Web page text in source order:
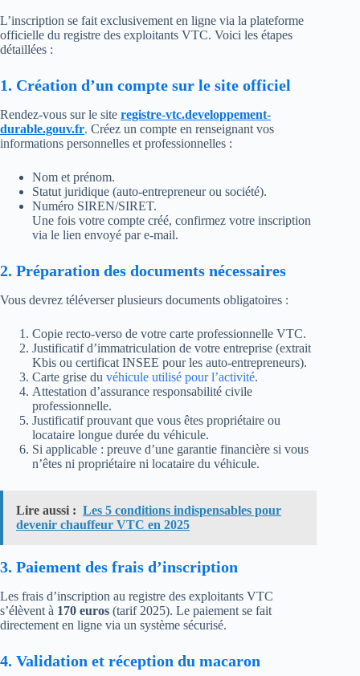
L’inscription se fait exclusivement en ligne via la plateforme
officielle du registre des exploitants VTC. Voici les étapes
détaillées :
1. Création d’un compte sur le site officiel
Rendez-vous sur le site registre-vtc.developpement-
durable.gouv.fr. Créez un compte en renseignant vos
informations personnelles et professionnelles :
Nom et prénom.
Statut juridique (auto-entrepreneur ou société).
Numéro SIREN/SIRET.
Une fois votre compte créé, confirmez votre inscription
via le lien envoyé par e-mail.
2. Préparation des documents nécessaires
Vous devrez téléverser plusieurs documents obligatoires :
Copie recto-verso de votre carte professionnelle VTC.
Justificatif d’immatriculation de votre entreprise (extrait
Kbis ou certificat INSEE pour les auto-entrepreneurs).
Carte grise du véhicule utilisé pour l’activité.
Attestation d’assurance responsabilité civile
professionnelle.
Justificatif prouvant que vous êtes propriétaire ou
locataire longue durée du véhicule.
Si applicable : preuve d’une garantie financière si vous
n’êtes ni propriétaire ni locataire du véhicule.
Lire aussi : Les 5 conditions indispensables pour
devenir chauffeur VTC en 2025
3. Paiement des frais d’inscription
Les frais d’inscription au registre des exploitants VTC
s’élèvent à 170 euros (tarif 2025). Le paiement se fait
directement en ligne via un système sécurisé.
4. Validation et réception du macaron